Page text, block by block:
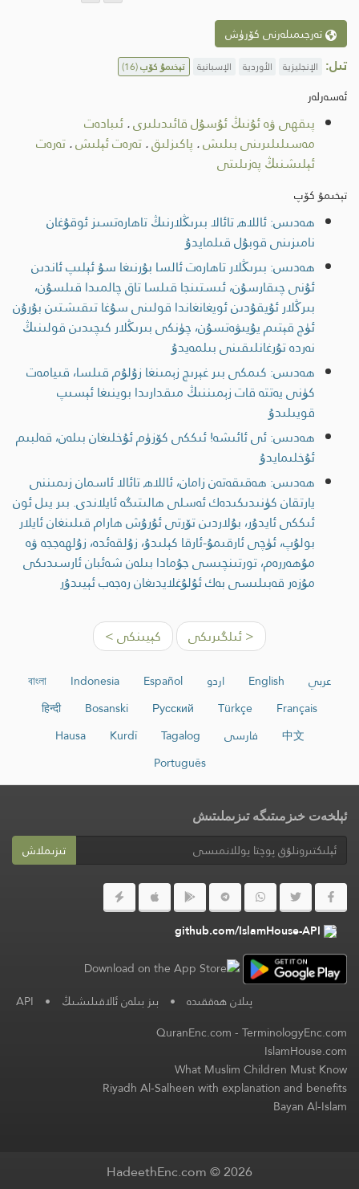
تەرجىمىلەرنى كۆرۈش
تىل: الإنجليزية الأوردية الإسبانية تېخىمۇ كۆپ(16)
ئەسەرلەر
پىقھى ۋە ئۇنىڭ ئۇسۇل قائىدىلىرى.ئىبادەت
مەسىلىلىرىنى بىلىش. پاكىزلىق.تەرەت ئېلىش.تەرەت
ئېلىشنىڭ پەزىلىتى
تېخىمۇ كۆپ
ھەدىس: ئاللاھ تائالا بىرىڭلارنىڭ تاھارەتسىز ئوقۇغان
نامىزىنى قوبۇل قىلمايدۇ
ھەدىس: بىرىڭلار تاھارەت ئالسا بۇرنىغا سۇ ئېلىپ ئاندىن
ئۇنى چىقارسۇن، ئىستىنجا قىلسا تاق چالمىدا قىلسۇن،
بىرڭلار ئۇيقۇدىن ئويغانغاندا قولىنى سۇغا تىقىشتىن بۇرۇن
ئۈچ قېتىم يۇيىۋەتسۇن، چۈنكى بىرىڭلار كىچىدىن قولىنىڭ
نەردە تۇرغانلىقىنى بىلمەيدۇ
ھەدىس: كىمكى بىر غېرىچ زېمىنغا زۇلۇم قىلسا، قىيامەت
كۈنى يەتتە قات زېمىننىڭ مىقدارىدا بوينىغا ئېسىپ
قويىلىدۇ
ھەدىس: ئى ئائىشە! ئىككى كۆزۈم ئۇخلىغان بىلەن، قەلبىم
ئۇخلىمايدۇ
ھەدىس: ھەقىقەتەن زامان، ئاللاھ تائالا ئاسمان زىمىننى
يارتقان كۈنىدىكىدەك ئەسلى ھالىتىگە ئايلاندى. بىر يىل ئون
ئىككى ئايدۇر، بۇلاردىن تۆرتى ئۇرۇش ھارام قىلىنغان ئايلار
بولۇپ، ئۈچى ئارقىمۇ-ئارقا كېلىدۇ، زۇلقەئدە، زۇلھەججە ۋە
مۇھەررەم، تورتىنچىسى جۇمادا بىلەن شەئبان ئارسىدىكى
مۇزەر قەبىلىسى بەك ئۇلۇغلايدىغان رەجەب ئېيىدۇر
< ئىلگىرىكى كېيىنكى >
عربي English اردو Español
Indonesia
বাংলা
Français
Türkçe
Русский
Bosanski
हिन्दी
中文
فارسی Tagalog
Kurdî
Hausa
Português
ئېلخەت خىزمىتىگە تىزىملىتىش
تىزىملاش
github.com/IslamHouse-API
پىلان ھەققىدە • بىز بىلەن ئالاقىلىشىڭ •
API
QuranEnc.com-TerminologyEnc.com
IslamHouse.com
What Muslim Children Must Know
Riyadh Al-Salheen with explanation and benefits
Bayan Al-Islam
HadeethEnc.com © 2026